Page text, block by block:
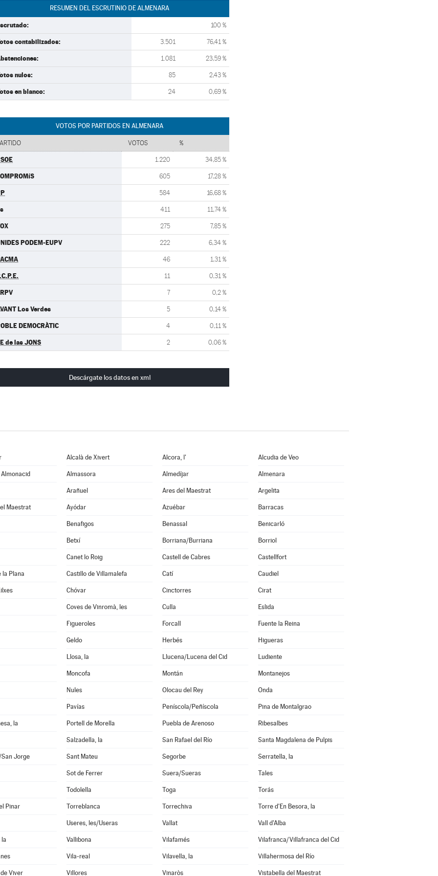
RESUMEN DEL ESCRUTINIO DE ALMENARA
100 %
contabilizados: 3.501 76,41 %
1.081 23,59 %
nulos: 85 2,43 %
en blanco: 24 0,69 %
VOTOS POR PARTIDOS EN ALMENARA
VOTOS %
1.220 34,85 %
605 17,28 %
584 16,68 %
411 11,74 %
275 7,85 %
PODEM-EUPV 222 6,34 %
46 1,31 %
11 0,31 %
7 0,2 %
Los Verdes 5 0,14 %
DEMOCRÀTIC 4 0,11 %
de las JONS 2 0,06 %
Descárgate los datos en xml
Alcalà de Xivert Alcora, l' Alcudia de Veo
Almassora Almedíjar Almenara
Arañuel Ares del Maestrat Argelita
Maestrat Ayódar Azuébar Barracas
Benafigos Benassal Benicarló
Betxí Borriana/Burriana Borriol
Canet lo Roig Castell de Cabres Castellfort
la Plana Castillo de Villamalefa Catí Caudiel
Chóvar Cinctorres Cirat
Coves de Vinromà, les Culla Eslida
Figueroles Forcall Fuente la Reina
Geldo Herbés Higueras
Llosa, la Llucena/Lucena del Cid Ludiente
Moncofa Montán Montanejos
Nules Olocau del Rey Onda
Pavías Peníscola/Peñíscola Pina de Montalgrao
la Portell de Morella Puebla de Arenoso Ribesalbes
Salzadella, la San Rafael del Río Santa Magdalena de Pulpis
Jorge Sant Mateu Segorbe Serratella, la
Sot de Ferrer Suera/Sueras Tales
Todolella Toga Torás
Pinar Torreblanca Torrechiva Torre d'En Besora, la
Useres, les/Useras Vallat Vall d'Alba
la Vallibona Vilafamés Vilafranca/Villafranca del Cid
Vila-real Vilavella, la Villahermosa del Río
Viver Villores Vinaròs Vistabella del Maestrat